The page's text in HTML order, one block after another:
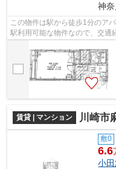
神
この物件は駅から徒歩1分のア
駅利用可能な物件なので、交通
リアにある賃貸情報のことなら
賃貸 | マンション 川崎市
敷0
6.6
小